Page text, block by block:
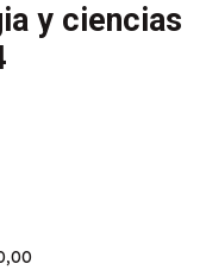
y ciencias